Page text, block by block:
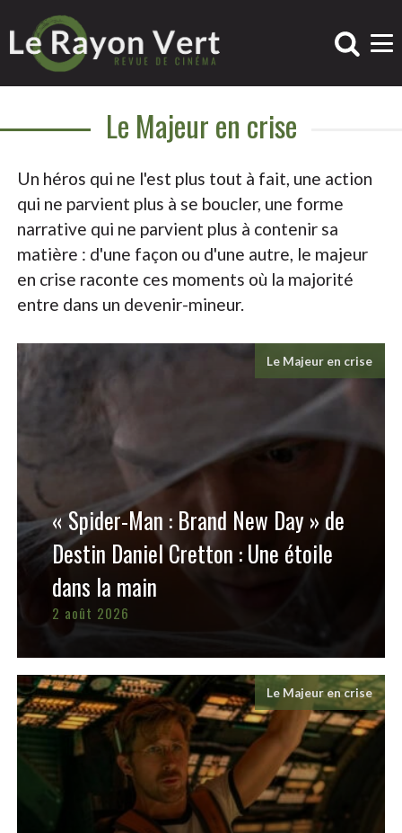
Le Majeur en crise
Un héros qui ne l'est plus tout à fait, une action
qui ne parvient plus à se boucler, une forme
narrative qui ne parvient plus à contenir sa
matière : d'une façon ou d'une autre, le majeur
en crise raconte ces moments où la majorité
entre dans un devenir-mineur.
Le Majeur en crise
« Spider-Man : Brand New Day » de
Destin Daniel Cretton : Une étoile
dans la main
2 août 2026
Le Majeur en crise